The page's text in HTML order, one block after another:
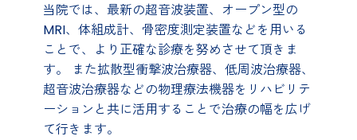
当院では、最新の超音波装置、オープン型の
MRI、体組成計、骨密度測定装置などを用いる
ことで、より正確な診療を努めさせて頂きま
す。 また拡散型衝撃波治療器、低周波治療器、
超音波治療器などの物理療法機器をリハビリテ
ーションと共に活用することで治療の幅を広げ
て行きます。